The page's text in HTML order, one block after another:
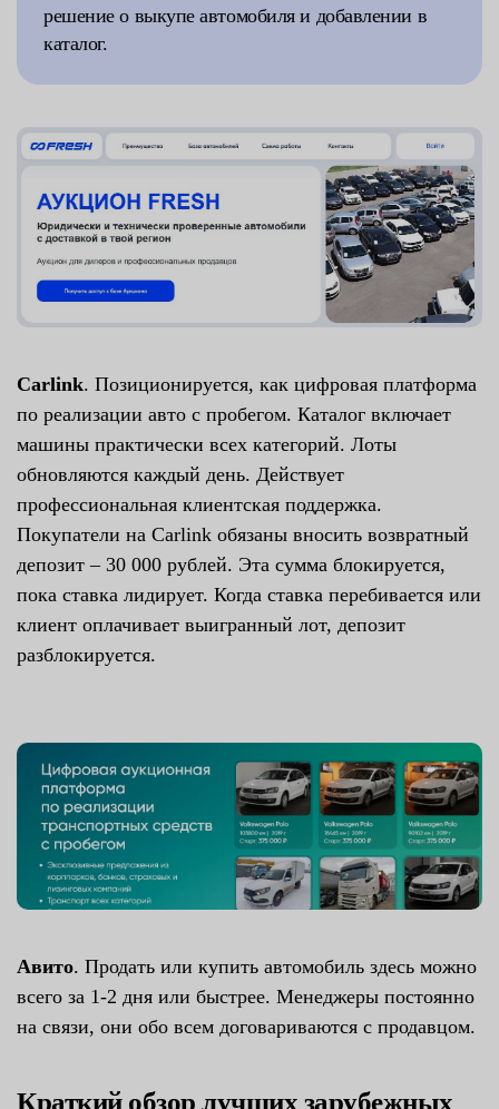
решение о выкупе автомобиля и добавлении в
каталог.
Carlink. Позиционируется, как цифровая платформа
по реализации авто с пробегом. Каталог включает
машины практически всех категорий. Лоты
обновляются каждый день. Действует
профессиональная клиентская поддержка.
Покупатели на Carlink обязаны вносить возвратный
депозит – 30 000 рублей. Эта сумма блокируется,
пока ставка лидирует. Когда ставка перебивается или
клиент оплачивает выигранный лот, депозит
разблокируется.
Авито. Продать или купить автомобиль здесь можно
всего за 1-2 дня или быстрее. Менеджеры постоянно
на связи, они обо всем договариваются с продавцом.
Краткий обзор лучших зарубежных